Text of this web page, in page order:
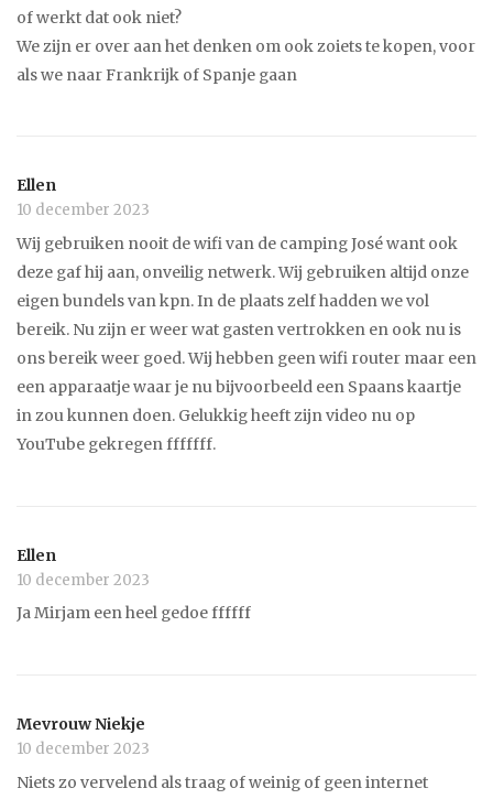
of werkt dat ook niet?
We zijn er over aan het denken om ook zoiets te kopen, voor
als we naar Frankrijk of Spanje gaan
Ellen
10 december 2023
Wij gebruiken nooit de wifi van de camping José want ook
deze gaf hij aan, onveilig netwerk. Wij gebruiken altijd onze
eigen bundels van kpn. In de plaats zelf hadden we vol
bereik. Nu zijn er weer wat gasten vertrokken en ook nu is
ons bereik weer goed. Wij hebben geen wifi router maar een
een apparaatje waar je nu bijvoorbeeld een Spaans kaartje
in zou kunnen doen. Gelukkig heeft zijn video nu op
YouTube gekregen fffffff.
Ellen
10 december 2023
Ja Mirjam een heel gedoe ffffff
Mevrouw Niekje
10 december 2023
Niets zo vervelend als traag of weinig of geen internet